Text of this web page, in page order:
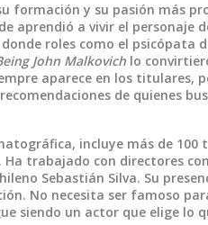
formación y su pasión más
aprendió a vivir el personaje
roles como el psicópata
John Malkovich lo
aparece en los titulares,
de quienes
, incluye más de 100
. Ha trabajado con directores
Sebastián Silva. Su
No necesita ser famoso
siendo un actor que elige lo